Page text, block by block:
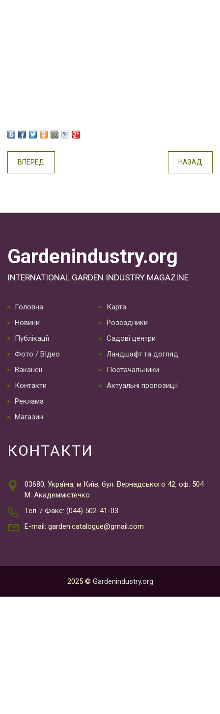
ВПЕРЕД НАЗАД
Gardenindustry.org
INTERNATIONAL GARDEN INDUSTRY MAGAZINE
Головна
Новини
Публікації
Фото / ВІдео
Вакансії
Контакти
Реклама
Магазин
Карта
Розсадники
Садові центри
Ландшафт та догляд
Постачальники
Актуальні пропозиції
КОНТАКТИ
03680, Україна, м Київ, бул. Вернадського 42, оф. 504
М. Академмістечко
Тел. / Факс: (044) 502-41-03
E-mail: garden.catalogue@gmail.com
2025 © Gardenindustry.org